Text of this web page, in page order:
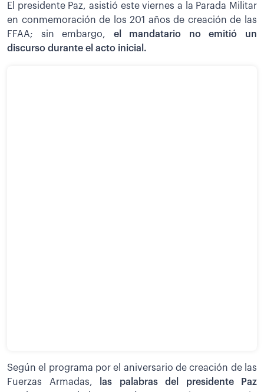
El presidente Paz, asistió este viernes a la Parada Militar
en conmemoración de los 201 años de creación de las
FFAA; sin embargo, el mandatario no emitió un
discurso durante el acto inicial.
Según el programa por el aniversario de creación de las
Fuerzas Armadas,
las palabras del presidente Paz